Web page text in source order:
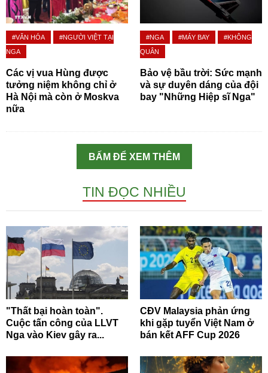
#VĂN HÓA
#NGƯỜI VIỆT TẠI
NGA
Các vị vua Hùng được
tưởng niệm không chỉ ở
Hà Nội mà còn ở Moskva
nữa
#NGA #MÁY BAY
#KHÔNG
QUÂN
Bảo vệ bầu trời: Sức mạnh
và sự duyên dáng của đội
bay "Những Hiệp sĩ Nga"
BẤM ĐỂ XEM THÊM
TIN ĐỌC NHIỀU
"Thất bại hoàn toàn".
Cuộc tấn công của LLVT
Nga vào Kiev gây ra...
CĐV Malaysia phản ứng
khi gặp tuyển Việt Nam ở
bán kết AFF Cup 2026